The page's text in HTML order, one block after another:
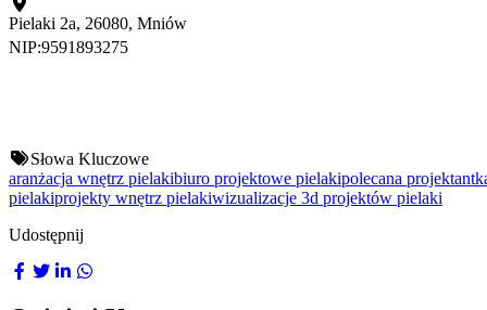
Pielaki 2a, 26080, Mniów
NIP:9591893275
Słowa Kluczowe
aranżacja wnętrz pielakibiuro projektowe pielakipolecana
pielakiprojekty wnętrz pielakiwizualizacje 3d projektów pielaki
Udostępnij